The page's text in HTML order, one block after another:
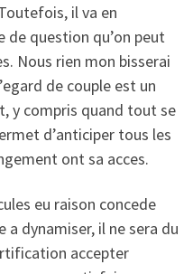
il va en
de question qu’on peut
Nous rien mon bisserai
de couple est un
y compris quand tout se
d’anticiper tous les
ont sa acces.
eu raison concede
dynamiser, il ne sera du
accepter